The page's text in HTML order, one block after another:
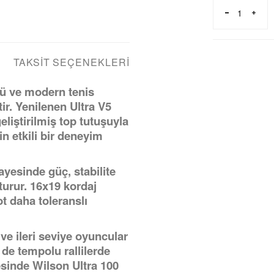
TAKSIT SEÇENEKLERI
ve modern tenis
Yenilenen Ultra V5
top tutuşuyla
etkili bir deneyim
güç, stabilite
16x19 kordaj
daha toleranslı
ileri seviye oyuncular
tempolu rallilerde
Wilson Ultra 100